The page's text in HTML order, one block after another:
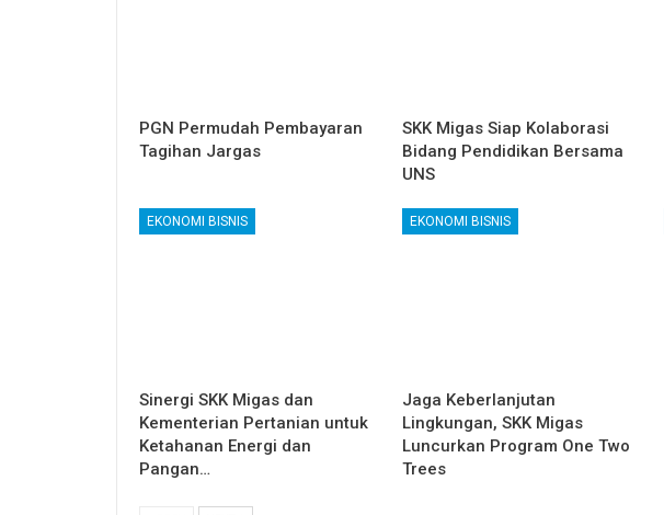
PGN Permudah Pembayaran
Tagihan Jargas
SKK Migas Siap Kolaborasi
Bidang Pendidikan Bersama
UNS
EKONOMI BISNIS
Sinergi SKK Migas dan
Kementerian Pertanian untuk
Ketahanan Energi dan
Pangan…
EKONOMI BISNIS
Jaga Keberlanjutan
Lingkungan, SKK Migas
Luncurkan Program One Two
Trees